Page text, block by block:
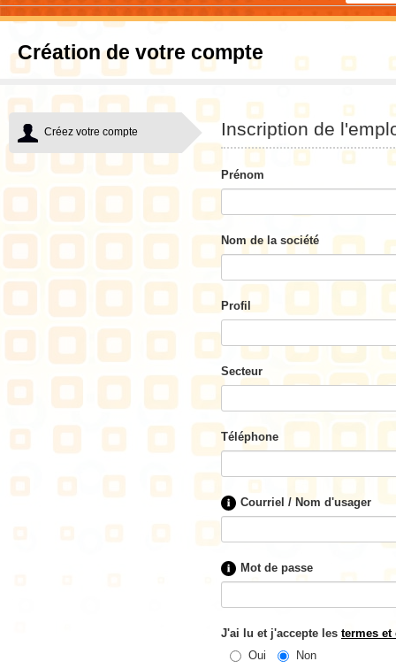
Création de votre compte
Créez votre compte Inscription de
Prénom
Nom de la société
Profil
Secteur
Téléphone
Courriel / Nom d'usager
Mot de passe
J'ai lu et j'accepte les termes
Oui
Non